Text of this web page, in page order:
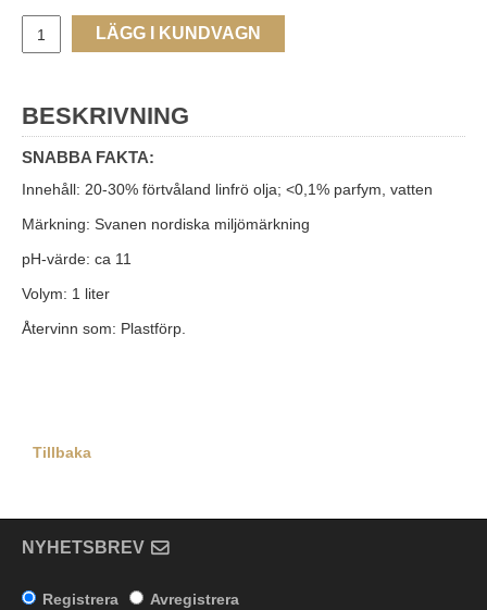
LÄGG I KUNDVAGN
BESKRIVNING
SNABBA FAKTA:
Innehåll: 20-30% förtvåland linfrö olja; <0,1% parfym, vatten
Märkning: Svanen nordiska miljömärkning
pH-värde: ca 11
Volym: 1 liter
Återvinn som: Plastförp.
Tillbaka
NYHETSBREV
Registrera Avregistrera